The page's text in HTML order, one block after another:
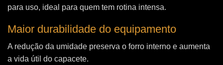
para uso, ideal para quem tem rotina intensa.
Maior durabilidade do equipamento
A redução da umidade preserva o forro interno e aumenta
a vida útil do capacete.